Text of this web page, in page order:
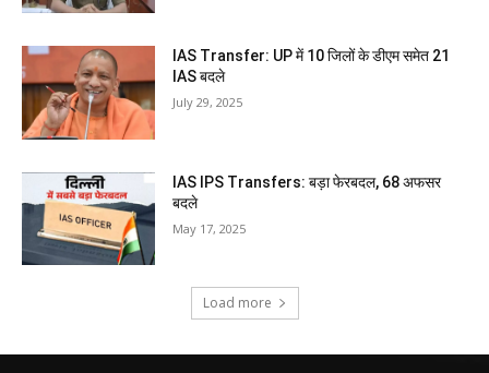
IAS Transfer: UP में 10 जिलों के डीएम समेत 21
IAS बदले
July 29, 2025
IAS IPS Transfers: बड़ा फेरबदल, 68 अफसर
बदले
May 17, 2025
Load more